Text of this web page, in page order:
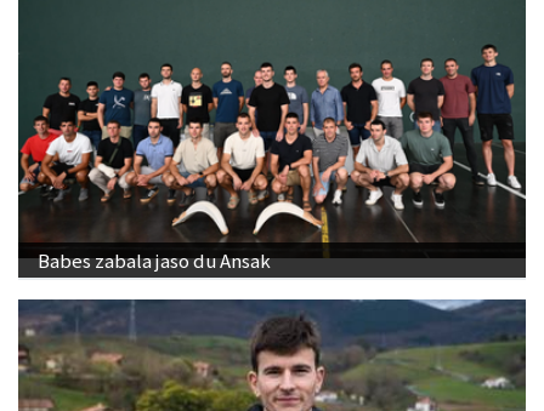
Babes zabala jaso du Ansak